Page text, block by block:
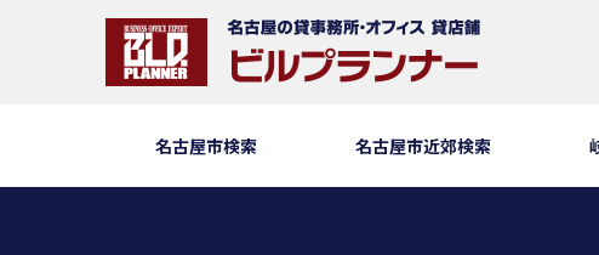
名古屋市検索 名古屋市近郊検索